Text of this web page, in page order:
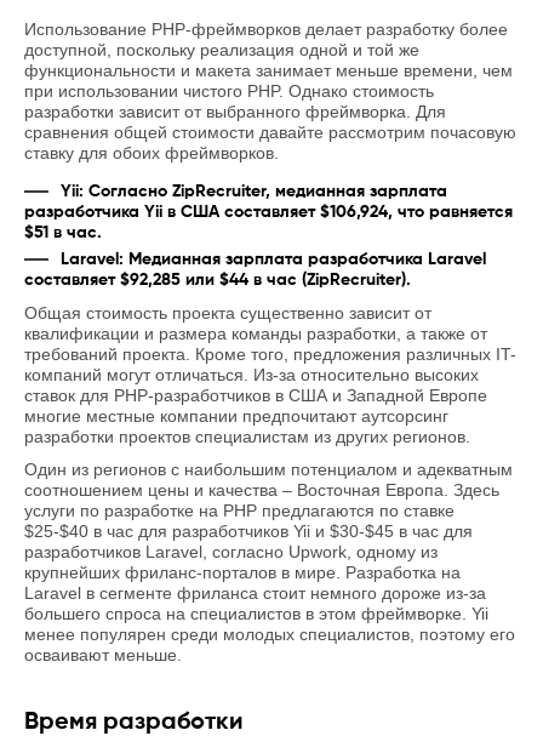
Использование PHP-фреймворков делает разработку более
доступной, поскольку реализация одной и той же
функциональности и макета занимает меньше времени, чем
при использовании чистого PHP. Однако стоимость
разработки зависит от выбранного фреймворка. Для
сравнения общей стоимости давайте рассмотрим почасовую
ставку для обоих фреймворков.
Yii: Согласно ZipRecruiter, медианная зарплата
разработчика Yii в США составляет $106,924, что равняется
$51 в час.
Laravel: Медианная зарплата разработчика Laravel
составляет $92,285 или $44 в час (ZipRecruiter).
Общая стоимость проекта существенно зависит от
квалификации и размера команды разработки, а также от
требований проекта. Кроме того, предложения различных IT-
компаний могут отличаться. Из-за относительно высоких
ставок для PHP-разработчиков в США и Западной Европе
многие местные компании предпочитают аутсорсинг
разработки проектов специалистам из других регионов.
Один из регионов с наибольшим потенциалом и адекватным
соотношением цены и качества – Восточная Европа. Здесь
услуги по разработке на PHP предлагаются по ставке
$25-$40 в час для разработчиков Yii и $30-$45 в час для
разработчиков Laravel, согласно Upwork, одному из
крупнейших фриланс-порталов в мире. Разработка на
Laravel в сегменте фриланса стоит немного дороже из-за
большего спроса на специалистов в этом фреймворке. Yii
менее популярен среди молодых специалистов, поэтому его
осваивают меньше.
Время разработки